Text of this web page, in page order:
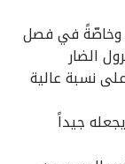
وخاصّةً في فصل
الضار
نسبة عالية
جيداً